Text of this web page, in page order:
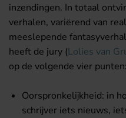
inzendingen. In totaal
verhalen, variërend van
meeslepende
heeft de jury (Lolies van
op de volgende vier punten:
Oorspronkelijkheid: in
schrijver iets nieuws,